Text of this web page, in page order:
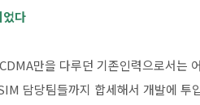
었다
만을 다루던 기존인력으로서는
담당팀들까지 합세해서 개발에 투